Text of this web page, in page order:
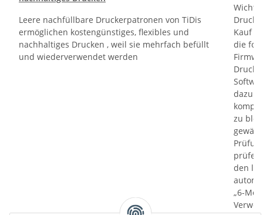
Leere nachfüllbare Druckerpatronen von TiDis
ermöglichen kostengünstiges, flexibles und
nachhaltiges Drucken , weil sie mehrfach befüllt
und wiederverwendet werden
Kauf
die
dazu
zu
prüfen
den
„6-